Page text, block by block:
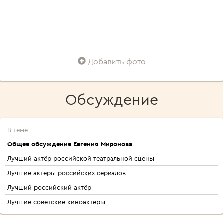
Добавить фото
Обсуждение
В теме
Общее обсуждение Евгения Миронова
Лучший актёр российской театральной сцены
Лучшие актёры российских сериалов
Лучший российский актёр
Лучшие советские киноактёры